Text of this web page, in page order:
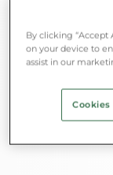
By clicking “Accept
on your device to
assist in our